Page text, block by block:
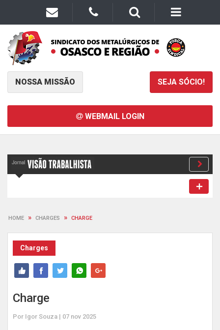
NOSSA MISSÃO SEJA SÓCIO!
WEBMAIL LOGIN
HOME » CHARGES » CHARGE
Charges
Charge
Por Igor Souza | 07 nov 2025